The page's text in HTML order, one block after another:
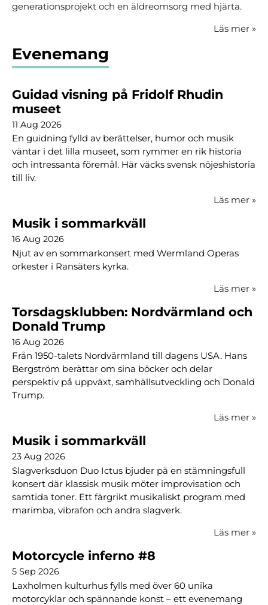
generationsprojekt och en äldreomsorg med hjärta.
Läs mer »
Evenemang
Guidad visning på Fridolf Rhudin
museet
11 Aug 2026
En guidning fylld av berättelser, humor och musik
väntar i det lilla museet, som rymmer en rik historia
och intressanta föremål. Här väcks svensk nöjeshistoria
till liv.
Läs mer »
Musik i sommarkväll
16 Aug 2026
Njut av en sommarkonsert med Wermland Operas
orkester i Ransäters kyrka.
Läs mer »
Torsdagsklubben: Nordvärmland och
Donald Trump
16 Aug 2026
Från 1950-talets Nordvärmland till dagens USA. Hans
Bergström berättar om sina böcker och delar
perspektiv på uppväxt, samhällsutveckling och Donald
Trump.
Läs mer »
Musik i sommarkväll
23 Aug 2026
Slagverksduon Duo Ictus bjuder på en stämningsfull
konsert där klassisk musik möter improvisation och
samtida toner. Ett färgrikt musikaliskt program med
marimba, vibrafon och andra slagverk.
Läs mer »
Motorcycle inferno #8
5 Sep 2026
Laxholmen kulturhus fylls med över 60 unika
motorcyklar och spännande konst – ett evenemang